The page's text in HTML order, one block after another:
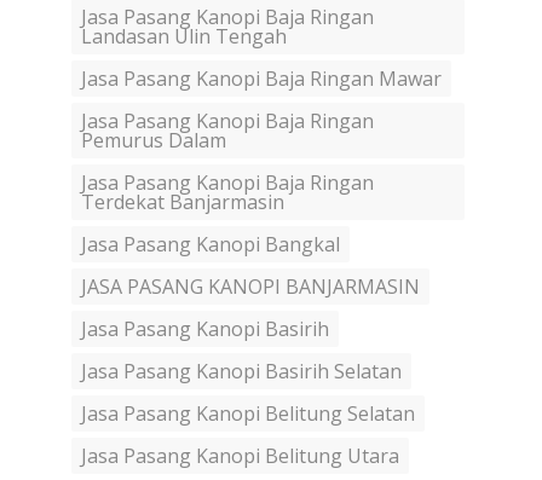
Jasa Pasang Kanopi Baja Ringan
Landasan Ulin Tengah
Jasa Pasang Kanopi Baja Ringan Mawar
Jasa Pasang Kanopi Baja Ringan
Pemurus Dalam
Jasa Pasang Kanopi Baja Ringan
Terdekat Banjarmasin
Jasa Pasang Kanopi Bangkal
JASA PASANG KANOPI BANJARMASIN
Jasa Pasang Kanopi Basirih
Jasa Pasang Kanopi Basirih Selatan
Jasa Pasang Kanopi Belitung Selatan
Jasa Pasang Kanopi Belitung Utara